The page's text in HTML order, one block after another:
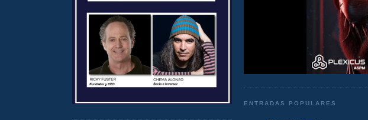
ENTRADAS POPULARES